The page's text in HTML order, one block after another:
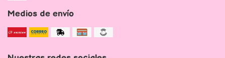
Medios de envío